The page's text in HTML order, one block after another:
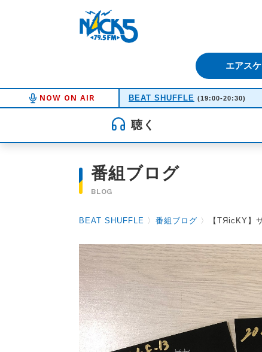
エアス
NOW ON AIR BEAT SHUFFLE (19:00-20:30)
聴く
番組ブログ
BLOG
BEAT SHUFFLE 〉 番組ブログ 〉 【TЯicKY】